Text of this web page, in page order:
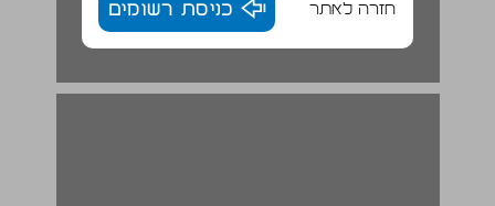
חזרה לאתר כניסת רשומים